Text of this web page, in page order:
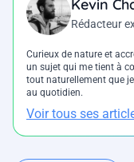
Kevin
Rédacteur
Curieux de nature et
un sujet qui me tient à
tout naturellement que
au quotidien.
Voir tous ses